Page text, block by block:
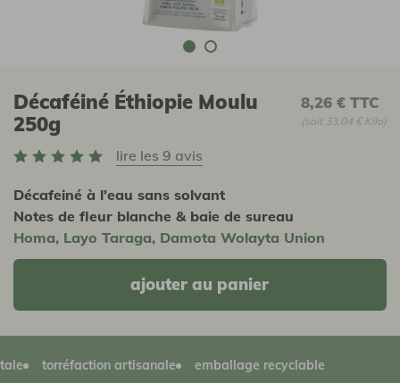
Décaféiné Éthiopie Moulu
250g
lire les 9 avis
Décafeiné à l'eau sans solvant
Notes de fleur blanche & baie de sureau
Homa, Layo Taraga, Damota Wolayta Union
8,26 € TTC
(soit 33,04 € Kilo)
ajouter au panier
torréfaction artisanale emballage recyclable